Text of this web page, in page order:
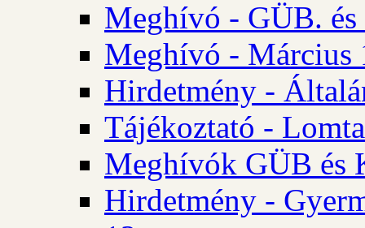
Meghívó - GÜB.
Meghívó - Március
Hirdetmény -
Tájékoztató -
Meghívók GÜB és
Hirdetmény -